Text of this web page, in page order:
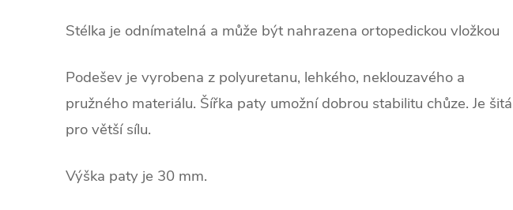
Stélka je odnímatelná a může být nahrazena ortopedickou vložkou
Podešev je vyrobena z polyuretanu, lehkého, neklouzavého a
pružného materiálu. Šířka paty umožní dobrou stabilitu chůze. Je šitá
pro větší sílu.
Výška paty je 30 mm.